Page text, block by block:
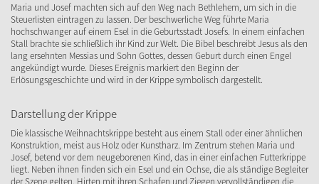
Maria und Josef machten sich auf den Weg nach Bethlehem, um sich in die
Steuerlisten eintragen zu lassen. Der beschwerliche Weg führte Maria
hochschwanger auf einem Esel in die Geburtsstadt Josefs. In einem einfachen
Stall brachte sie schließlich ihr Kind zur Welt. Die Bibel beschreibt Jesus als den
lang ersehnten Messias und Sohn Gottes, dessen Geburt durch einen Engel
angekündigt wurde. Dieses Ereignis markiert den Beginn der
Erlösungsgeschichte und wird in der Krippe symbolisch dargestellt.
Darstellung der Krippe
Die klassische Weihnachtskrippe besteht aus einem Stall oder einer ähnlichen
Konstruktion, meist aus Holz oder Kunstharz. Im Zentrum stehen Maria und
Josef, betend vor dem neugeborenen Kind, das in einer einfachen Futterkrippe
liegt. Neben ihnen finden sich ein Esel und ein Ochse, die als ständige Begleiter
der Szene gelten. Hirten mit ihren Schafen und Ziegen vervollständigen die